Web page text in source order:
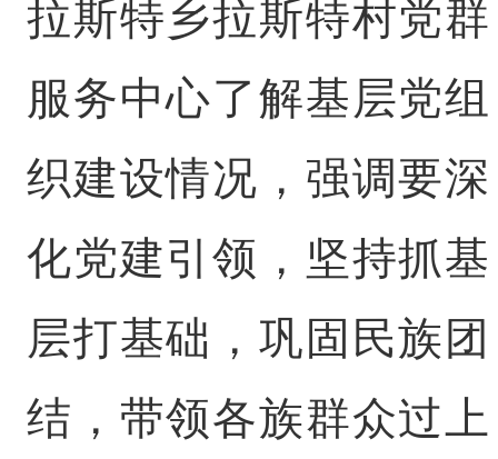
拉斯特乡拉斯特村党群
服务中心了解基层党组
织建设情况，强调要深
化党建引领，坚持抓基
层打基础，巩固民族团
结，带领各族群众过上